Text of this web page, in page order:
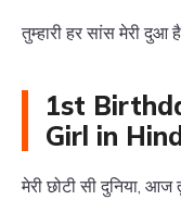
तुम्हारी हर सांस मेरी दुआ
1st
Girl in
मेरी छोटी सी दुनिया, आज